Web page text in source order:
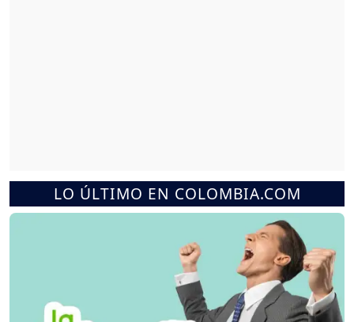
LO ÚLTIMO EN COLOMBIA.COM